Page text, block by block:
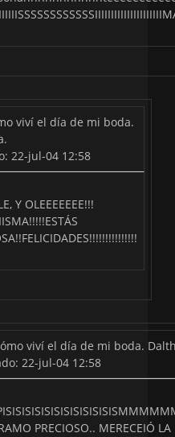
viví el día de mi boda.
22-jul-04 12:58
Y OLEEEEEEE!!!
viví el día de mi boda.
22-jul-04 12:58
PRECIOSO.. MERECEIÓ LA